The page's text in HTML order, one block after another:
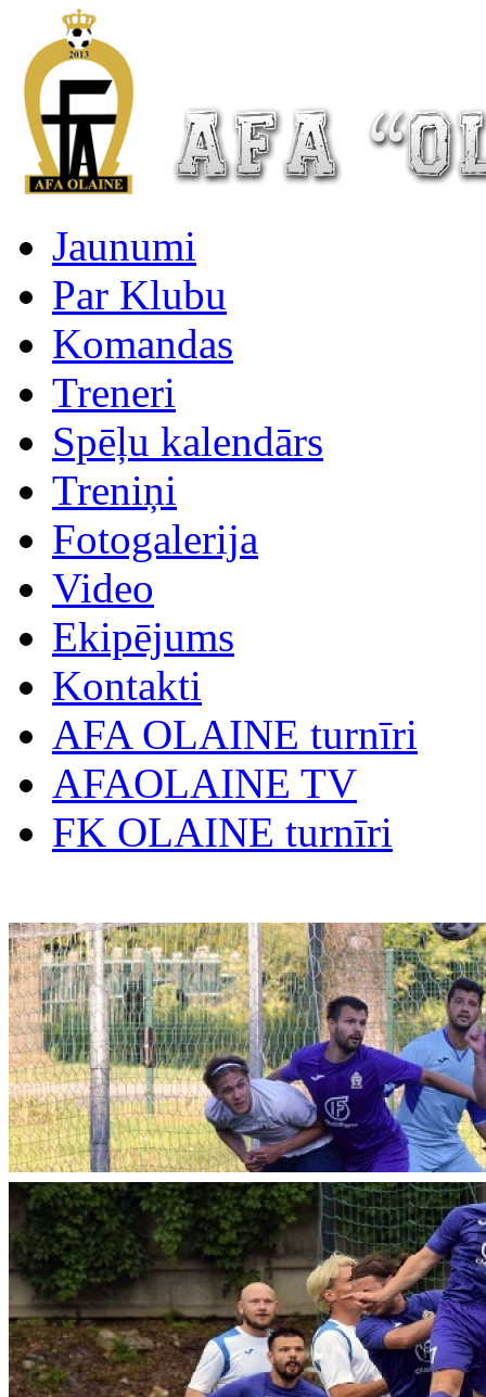
Jaunumi
Par Klubu
Komandas
Treneri
Spēļu kalendārs
Treniņi
Fotogalerija
Video
Ekipējums
Kontakti
AFA OLAINE turnīri
AFAOLAINE TV
FK OLAINE turnīri